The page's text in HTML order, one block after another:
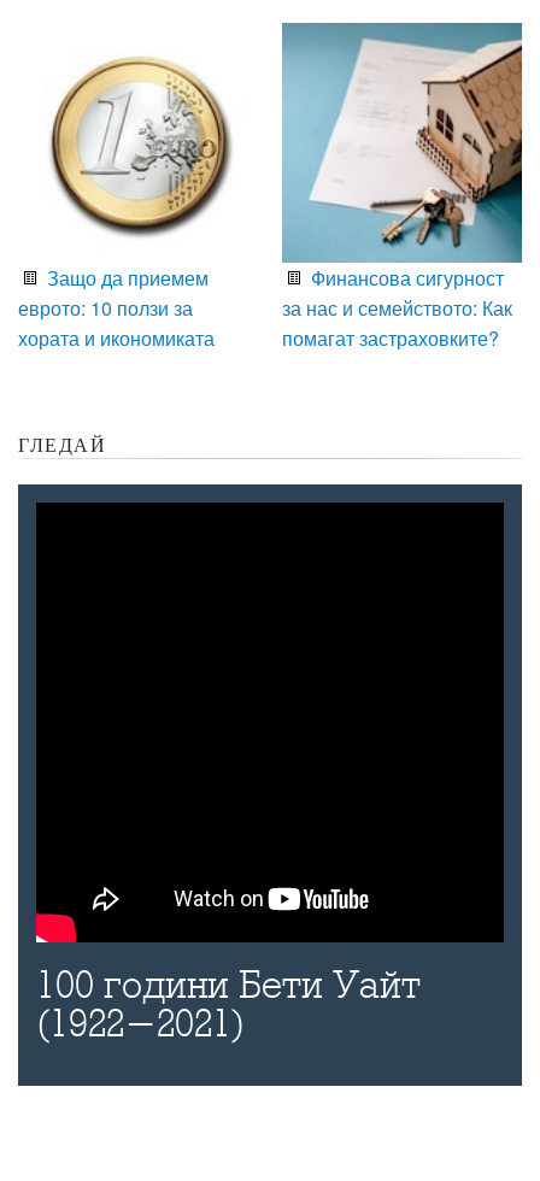
Защо да приемем
еврото: 10 ползи за
хората и икономиката
Финансова сигурност
за нас и семейството: Как
помагат застраховките?
ГЛЕДАЙ
100 години Бети Уайт
(1922-2021)